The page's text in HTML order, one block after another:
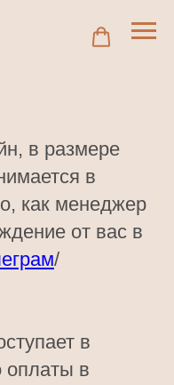
в размере
в
как менеджер
от вас в
/
в
оплаты в